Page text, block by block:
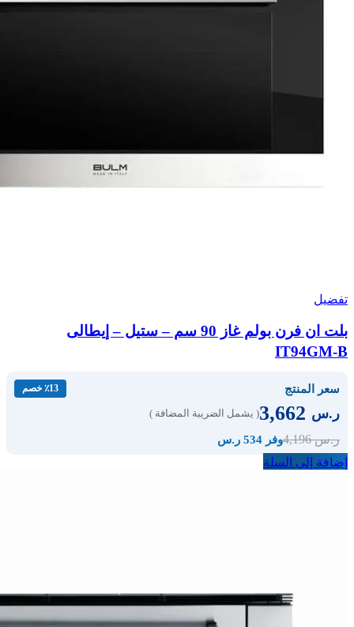
تفضيل
بلت ان فرن بولم غاز 90 سم – ستيل – إيطالى
IT94GM-B
سعر المنتج ٪13 خصم
ر.س ( يشمل الضريبة المضافة )
ر.س4,196 وفر 534 ر.س
إضافة إلى السلة